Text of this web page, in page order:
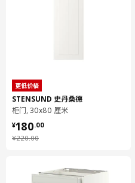
UTRUSTA 乌斯塔
搁板
802.711.44
高度
长度
更低价格
STENSUND 史丹桑德
柜门, 30x80 厘米
¥220.00
¥ 220.00
¥180.00
¥ 180.00